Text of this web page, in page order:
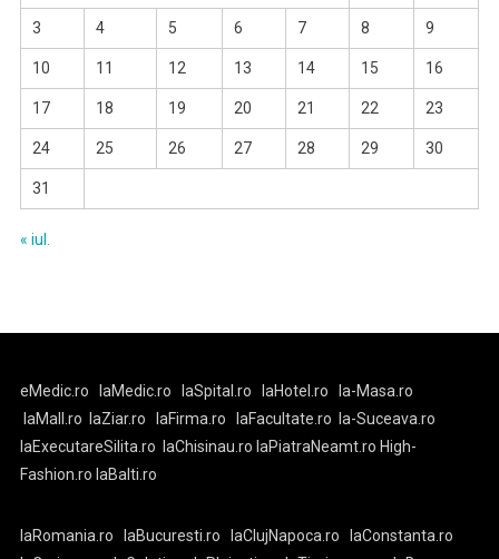
3 4 5 6 7 8 9
10 11 12 13 14 15 16
17 18 19 20 21 22 23
24 25 26 27 28 29 30
31
« iul.
eMedic.ro laMedic.ro laSpital.ro laHotel.ro
la-Masa.ro
laMall.ro
laZiar.ro laFirma.ro laFacultate.ro
la-Suceava.ro
laExecutareSilita.ro
laChisinau.ro laPiatraNeamt.ro High-
Fashion.ro laBalti.ro
laRomania.ro laBucuresti.ro laClujNapoca.ro
laConstanta.ro